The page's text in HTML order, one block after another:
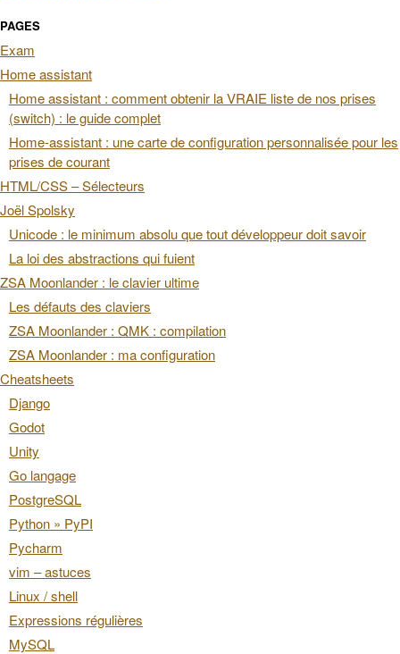
PAGES
Exam
Home assistant
Home assistant : comment obtenir la VRAIE liste de nos prises
(switch) : le guide complet
Home-assistant : une carte de configuration personnalisée pour les
prises de courant
HTML/CSS – Sélecteurs
Joël Spolsky
Unicode : le minimum absolu que tout développeur doit savoir
La loi des abstractions qui fuient
ZSA Moonlander : le clavier ultime
Les défauts des claviers
ZSA Moonlander : QMK : compilation
ZSA Moonlander : ma configuration
Cheatsheets
Django
Godot
Unity
Go langage
PostgreSQL
Python » PyPI
Pycharm
vim – astuces
Linux / shell
Expressions régulières
MySQL